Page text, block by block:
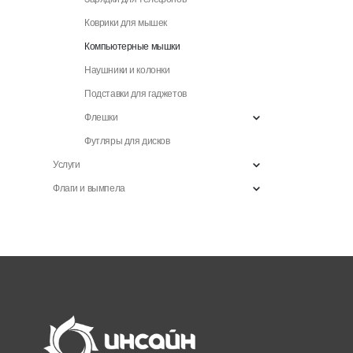
Коврики для мышек
Компьютерные мышки
Наушники и колонки
Подставки для гаджетов
Флешки
Футляры для дисков
Услуги
Флаги и вымпела